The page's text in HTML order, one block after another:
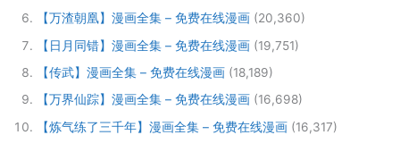
【万渣朝凰】漫画全集 – 免费在线漫画 (20,360)
【日月同错】漫画全集 – 免费在线漫画 (19,751)
【传武】漫画全集 – 免费在线漫画 (18,189)
【万界仙踪】漫画全集 – 免费在线漫画 (16,698)
【炼气练了三千年】漫画全集 – 免费在线漫画 (16,317)